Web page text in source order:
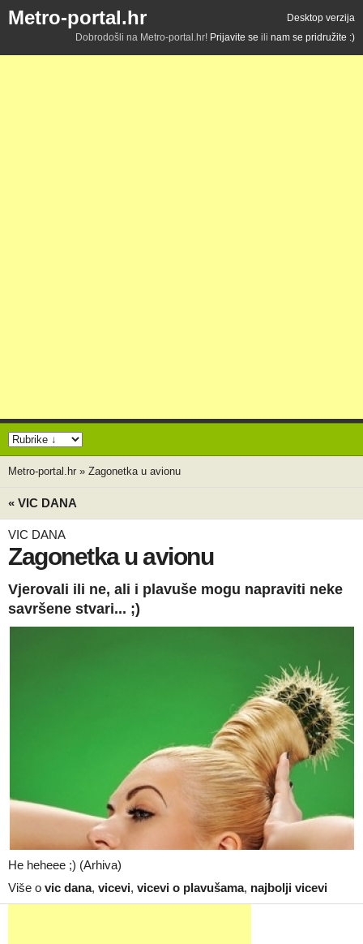
Metro-portal.hr
Desktop verzija
Dobrodošli na Metro-portal.hr! Prijavite se ili nam se pridružite :)
Metro-portal.hr » Zagonetka u avionu
« VIC DANA
VIC DANA
Zagonetka u avionu
Vjerovali ili ne, ali i plavuše mogu napraviti neke
savršene stvari... ;)
He heheee ;) (Arhiva)
Više o vic dana, vicevi, vicevi o plavušama, najbolji vicevi